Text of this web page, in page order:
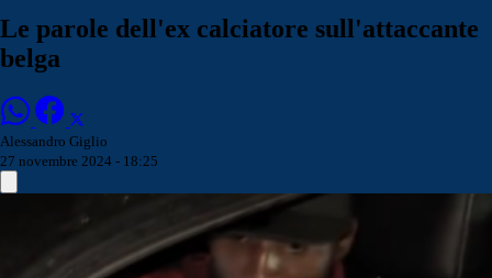
Le parole dell'ex calciatore sull'attaccante
belga
Alessandro Giglio
27 novembre 2024 - 18:25